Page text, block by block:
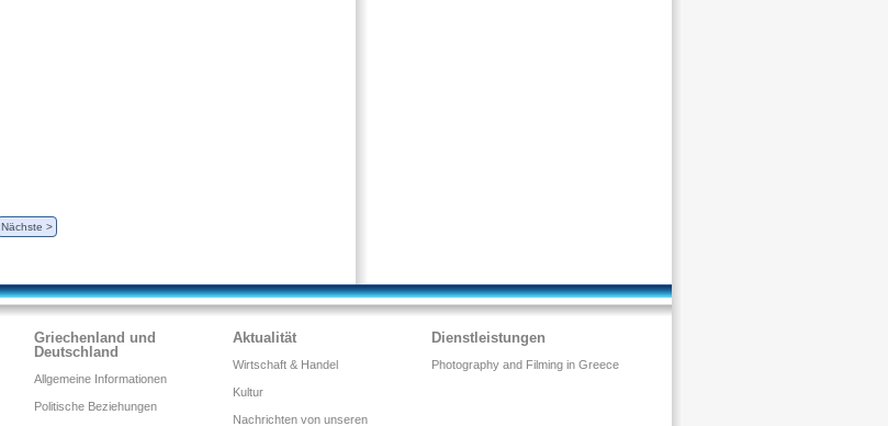
Nächste >
Griechenland und
Deutschland
Allgemeine Informationen
Politische Beziehungen
Aktualität
Wirtschaft & Handel
Kultur
Nachrichten von unseren
Dienstleistungen
Photography and Filming in Greece